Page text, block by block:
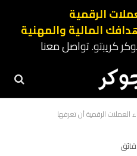
الرقمية
المالية والمهنية
كريبتو.تواصل معنا